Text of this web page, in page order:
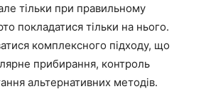
тільки при правильному
покладатися тільки на нього.
комплексного підходу, що
прибирання, контроль
альтернативних методів.